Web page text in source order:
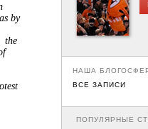
by
the
НАША
ВСЕ ЗАПИСИ
ПОПУЛЯРНЫЕ